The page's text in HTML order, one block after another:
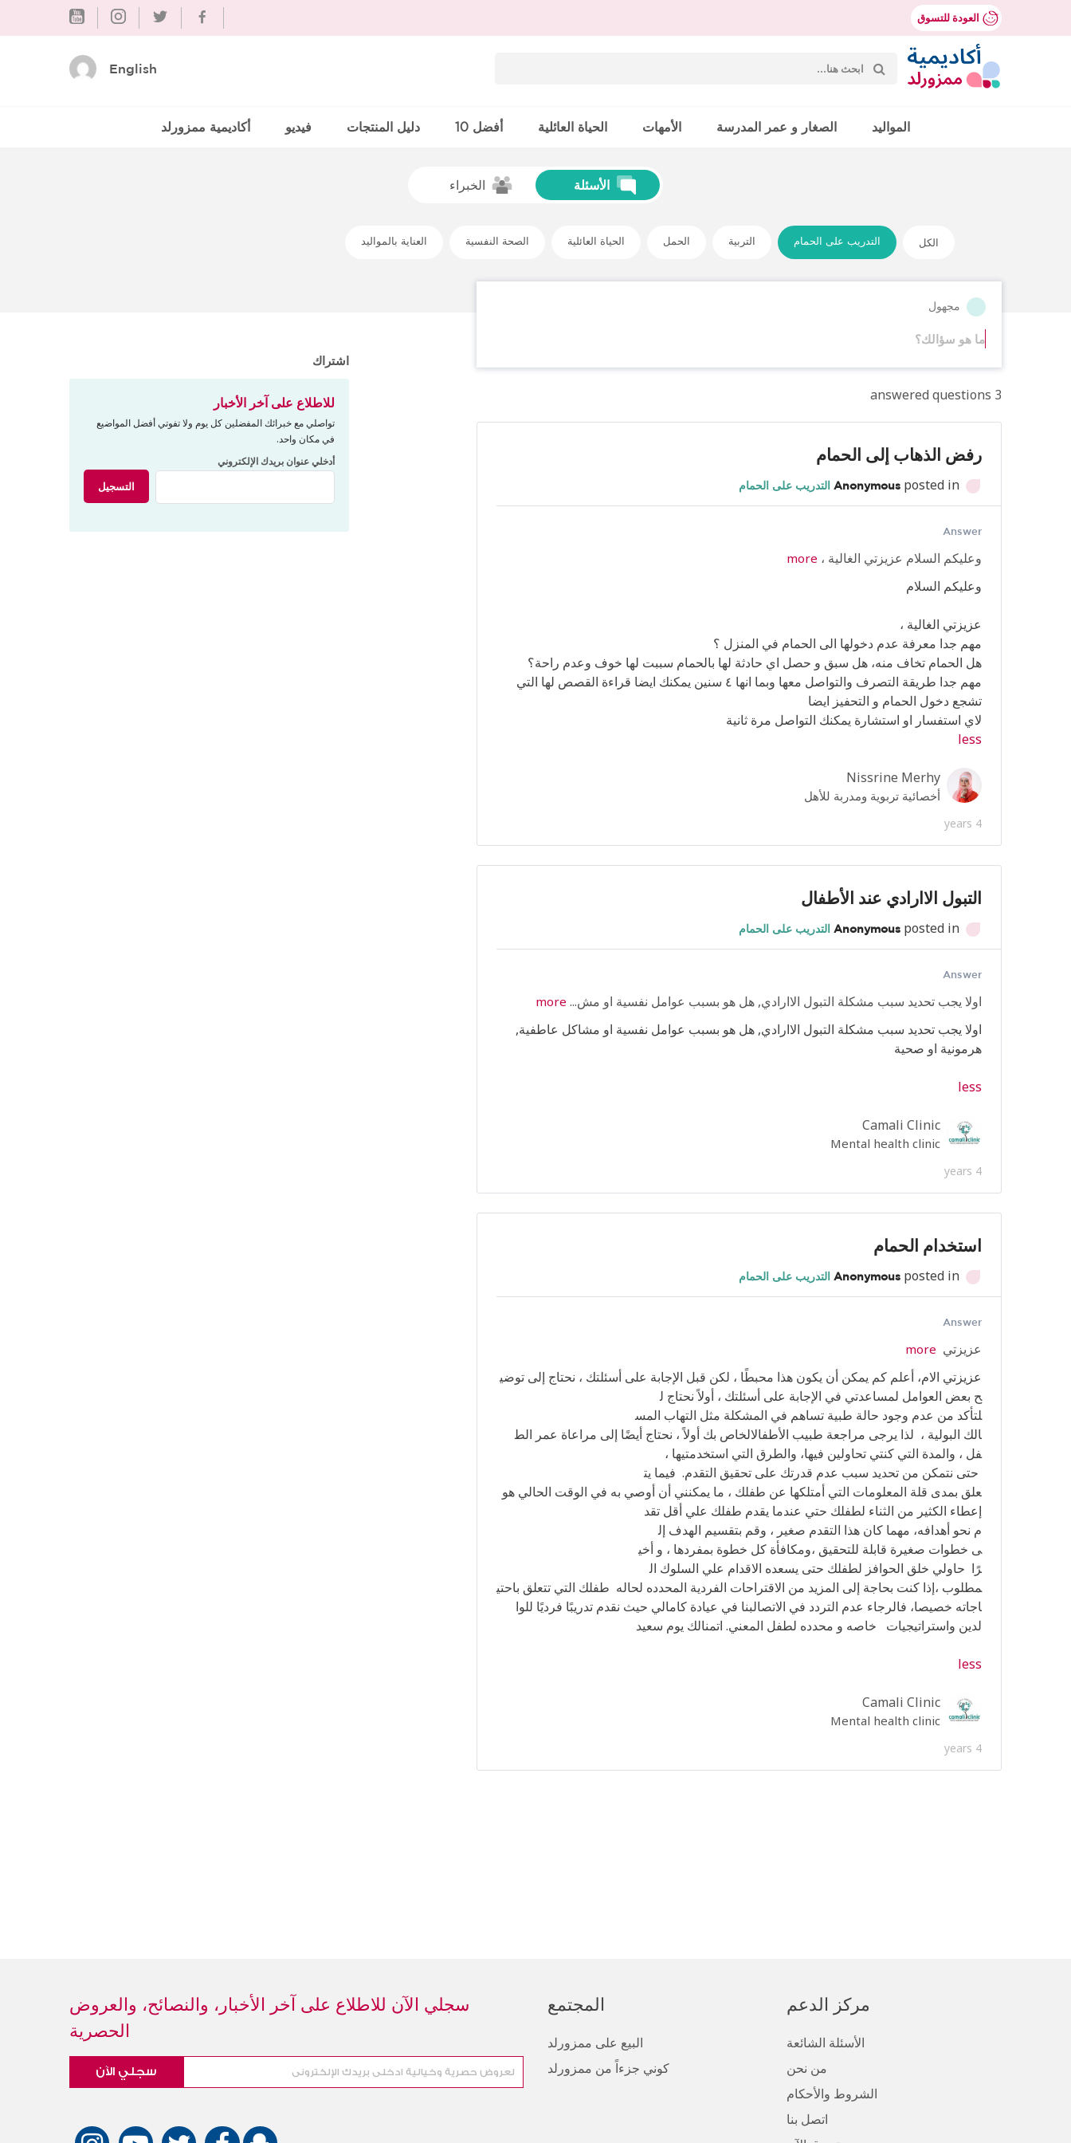
العودة للتسوق
بحث
عن:
English
المواليد الصغار و عمر المدرسة الأمهات الحياة العائلية أفضل 10 دليل المنتجات فيديو أكاديمية ممزورلد
الأسئلة الخبراء
الكل التدريب على الحمام التربية الحمل الحياة العائلية الصحة النفسية العناية بالمواليد
مجهول
3 answered questions
رفض الذهاب إلى الحمام
Anonymous posted in التدريب على الحمام
Answer
وعليكم السلام عزيزتي الغالية ،
وعليكم السلام
عزيزتي الغالية ،
مهم جدا معرفة عدم دخولها الى الحمام في المنزل ؟
هل الحمام تخاف منه، هل سبق و حصل اي حادثة لها بالحمام سببت لها خوف وعدم راحة؟
مهم جدا طريقة التصرف والتواصل معها وبما انها ٤ سنين يمكنك ايضا قراءة القصص لها التي
تشجع دخول الحمام و التحفيز ايضا
لاي استفسار او استشارة يمكنك التواصل مرة ثانية
less
Nissrine Merhy
أخصائية تربوية ومدربة للأهل
4 years
التبول الاارادي عند الأطفال
Anonymous posted in التدريب على الحمام
Answer
اولا يجب تحديد سبب مشكلة التبول الاارادي, هل هو بسبب عوامل نفسية او مش...
اولا يجب تحديد سبب مشكلة التبول الاارادي, هل هو بسبب عوامل نفسية او مشاكل عاطفية,
هرمونية او صحية
less
Camali Clinic
Mental health clinic
4 years
استخدام الحمام
Anonymous posted in التدريب على الحمام
Answer
عزيزتي
عزيزتي الام، أعلم كم يمكن أن يكون هذا محبطًا ، لكن قبل الإجابة على أسئلتك ، نحتاج إلى توضي
ح بعض العوامل لمساعدتي في الإجابة على أسئلتك ، أولاً نحتاج ل
لتأكد من عدم وجود حالة طبية تساهم في المشكلة مثل التهاب المس
الك البولية ، لذا يرجى مراجعة طبيب الأطفالالخاص بك أولاً ، نحتاج أيضًا إلى مراعاة عمر الط
فل ، والمدة التي كنتي تحاولين فيها، والطرق التي استخدمتيها ،
حتى نتمكن من تحديد سبب عدم قدرتك على تحقيق التقدم. فيما يت
علق بمدى قلة المعلومات التي أمتلكها عن طفلك ، ما يمكنني أن أوصي به في الوقت الحالي هو
إعطاء الكثير من الثناء لطفلك حتي عندما يقدم طفلك علي أقل تقد
م نحو أهدافه، مهما كان هذا التقدم صغير ، وقم بتقسيم الهدف إل
ى خطوات صغيرة قابلة للتحقيق ،ومكافأة كل خطوة بمفردها ، و أخي
رًا حاولي خلق الحوافز لطفلك حتى يسعده الاقدام علي السلوك ال
مطلوب ،إذا كنت بحاجة إلى المزيد من الاقتراحات الفردية المحدده لحاله طفلك التي تتعلق باحتي
اجاته خصيصا، فالرجاء عدم التردد في الاتصالبنا في عيادة كامالي حيث نقدم تدريبًا فرديًا للوا
لدين واستراتيجيات خاصه و محدده لطفل المعني. اتمنالك يوم سعيد
less
Camali Clinic
Mental health clinic
4 years
اشتراك
للاطلاع على آخر الأخبار
تواصلي مع خبرائك المفضلين كل يوم ولا تفوتي أفضل المواضيع
في مكان واحد.
أدخلي عنوان بريدك الإلكتروني
التسجيل
سجلي الآن للاطلاع على آخر الأخبار، والنصائح، والعروض
الحصرية
المجتمع
البيع على ممزورلد
كوني جزءاً من ممزورلد
مركز الدعم
الأسئلة الشائعة
من نحن
الشروط والأحكام
اتصل بنا